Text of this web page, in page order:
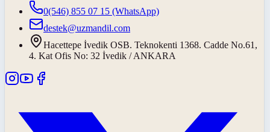
0(546) 855 07 15 (WhatsApp)
destek@uzmandil.com
Hacettepe İvedik OSB. Teknokenti 1368. Cadde No.61,
4. Kat Ofis No: 32 İvedik / ANKARA